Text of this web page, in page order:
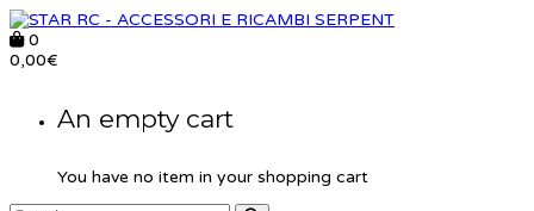
0
0,00€
An empty cart
You have no item in your shopping cart